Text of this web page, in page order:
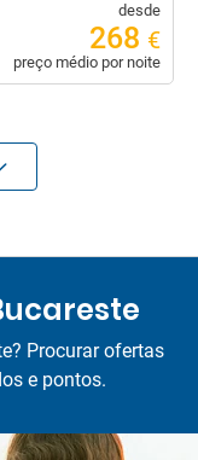
desde
268 €
preço médio por noite
Procurar ofertas
e pontos.